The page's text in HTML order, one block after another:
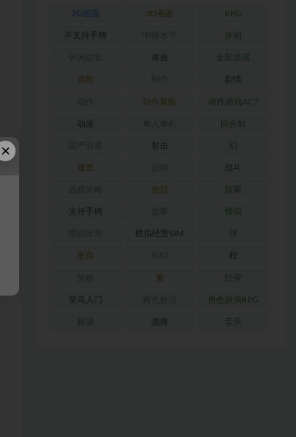
2D画面 3D画面 RPG
不支持手柄 休闲
体验 全部游戏
冒险 剧情
动作冒险 动作游戏ACT
动漫 回合制
射击 幻
建造 战斗
挑战 探索
支持手柄 模拟
模拟经营SIM 球
生存 程
索 经营
菜鸟入门 角色扮演RPG
选择 音乐
×